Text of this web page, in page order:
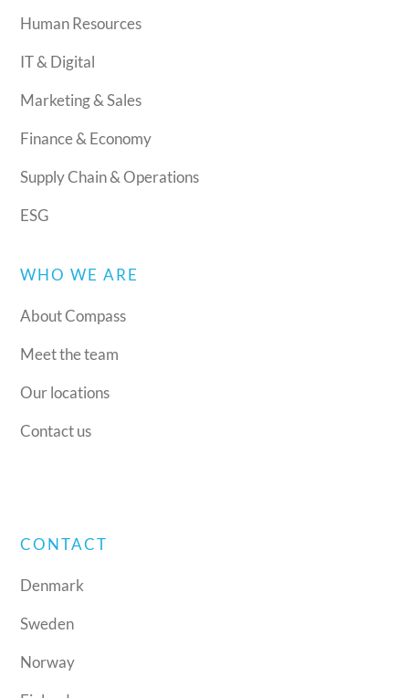
Human Resources
IT & Digital
Marketing & Sales
Finance & Economy
Supply Chain & Operations
ESG
WHO WE ARE
About Compass
Meet the team
Our locations
Contact us
CONTACT
Denmark
Sweden
Norway